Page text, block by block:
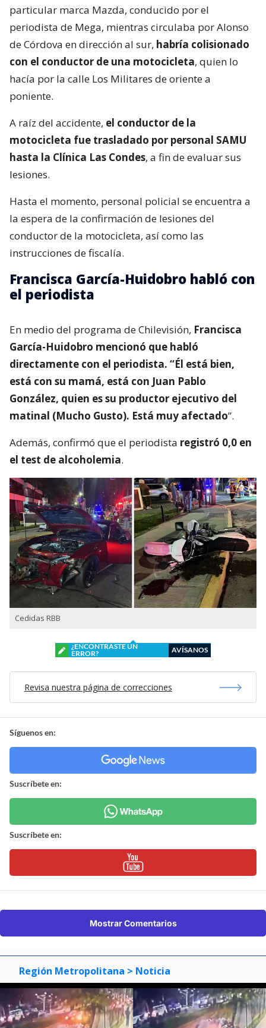
particular marca Mazda, conducido por el
periodista de Mega, mientras circulaba por Alonso
de Córdova en dirección al sur, habría colisionado
con el conductor de una motocicleta, quien lo
hacía por la calle Los Militares de oriente a
poniente.
A raíz del accidente, el conductor de la
motocicleta fue trasladado por personal SAMU
hasta la Clínica Las Condes, a fin de evaluar sus
lesiones.
Hasta el momento, personal policial se encuentra a
la espera de la confirmación de lesiones del
conductor de la motocicleta, así como las
instrucciones de fiscalía.
Francisca García-Huidobro habló con
el periodista
En medio del programa de Chilevisión, Francisca
García-Huidobro mencionó que habló
directamente con el periodista. “Él está bien,
está con su mamá, está con Juan Pablo
González, quien es su productor ejecutivo del
matinal (Mucho Gusto). Está muy afectado”.
Además, confirmó que el periodista registró 0,0 en
el test de alcoholemia.
Cedidas RBB
¿ENCONTRASTE UN
ERROR?
AVÍSANOS
Revisa nuestra página de correcciones
Síguenos en:
Suscríbete en:
Suscríbete en:
Mostrar Comentarios
Región Metropolitana > Noticia